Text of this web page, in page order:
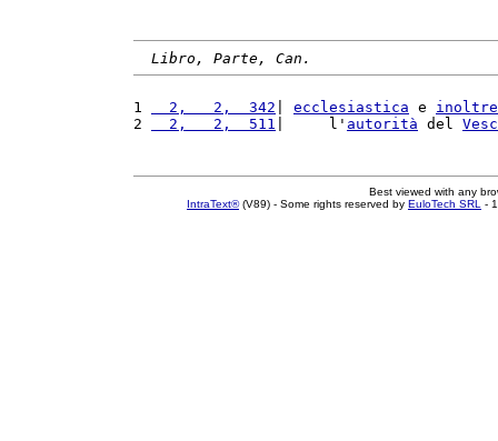
Libro, Parte, Can.
1
  2,   2,  342
ecclesiastica e inoltre
2
  2,   2,  511
|     l' autorità del
Best viewed with any
IntraText®(V89) - Some rights reserved by EuloTech SRL -